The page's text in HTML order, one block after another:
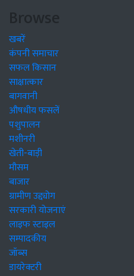
Browse
खबरें
कंपनी समाचार
सफल किसान
साक्षात्कार
बागवानी
औषधीय फसलें
पशुपालन
मशीनरी
खेती-बाड़ी
मौसम
बाजार
ग्रामीण उद्द्योग
सरकारी योजनाएं
लाइफ स्टाइल
सम्पादकीय
जॉब्स
डायरेक्टरी